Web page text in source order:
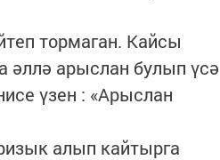
тормаган. Кайсы
әллә арыслан булып үсә
үзен : «Арыслан
алып кайтырга